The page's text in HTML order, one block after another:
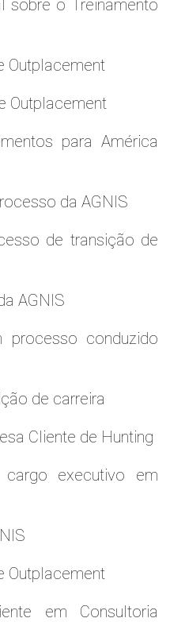
sobre o Treinamento
Outplacement
Outplacement
para América
da AGNIS
de transição de
AGNIS
conduzido
de carreira
Cliente de Hunting
executivo em
Outplacement
em Consultoria